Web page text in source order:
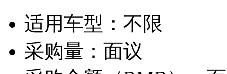
适用车型： 不限
采购量： 面议